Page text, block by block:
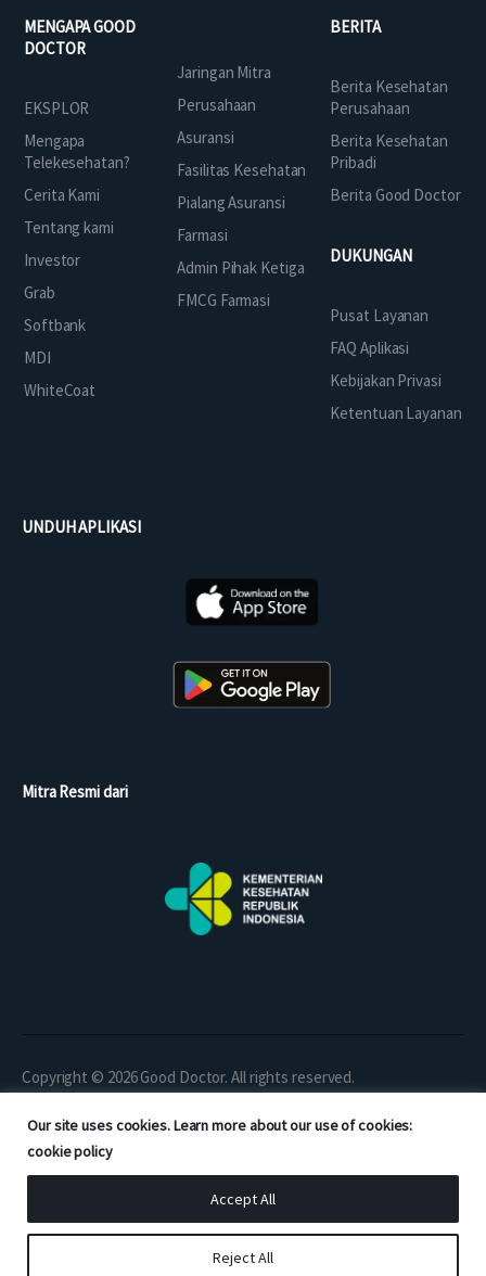
Our site uses cookies. Learn more about our use of cookies:
cookie policy
Reject All
Accept All
MENGAPA GOOD
DOCTOR
EKSPLOR
Mengapa
Telekesehatan?
Cerita Kami
Tentang kami
Investor
Grab
Softbank
MDI
WhiteCoat
Jaringan Mitra
Perusahaan
Asuransi
Fasilitas Kesehatan
Pialang Asuransi
Farmasi
Admin Pihak Ketiga
FMCG Farmasi
BERITA
Berita Kesehatan
Perusahaan
Berita Kesehatan
Pribadi
Berita Good Doctor
DUKUNGAN
Pusat Layanan
FAQ Aplikasi
Kebijakan Privasi
Ketentuan Layanan
UNDUH APLIKASI
Mitra Resmi dari
Copyright © 2026 Good Doctor. All rights reserved.